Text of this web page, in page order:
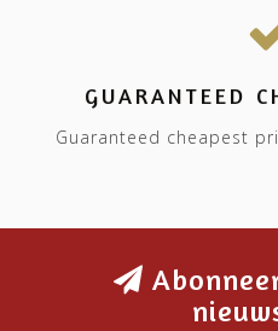
GUARANTEED
Guaranteed cheapest